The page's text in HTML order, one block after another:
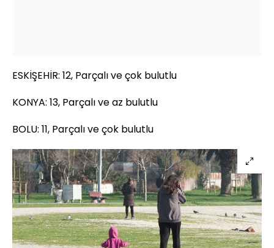
ESKİŞEHİR: 12, Parçalı ve çok bulutlu
KONYA: 13, Parçalı ve az bulutlu
BOLU: 11, Parçalı ve çok bulutlu